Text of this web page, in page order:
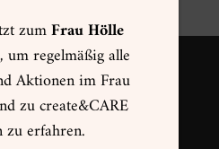
zumFrau Hölle
regelmäßig alle
Aktionen im Frau
zu create&CARE
zu erfahren.